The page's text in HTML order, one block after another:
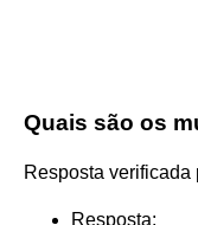
Quais são os
Resposta
Resposta: